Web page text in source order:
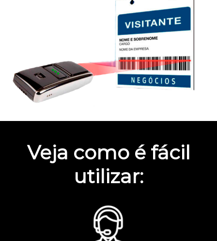
Veja como é fácil
utilizar: